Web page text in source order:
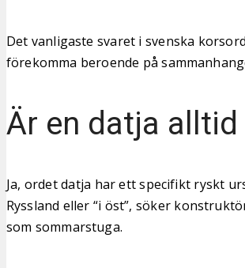
Det vanligaste svaret i svenska
förekomma beroende på
Är en datja alltid
Ja, ordet datja har ett specifikt ryskt
Ryssland eller “i öst”, söker
som sommarstuga.